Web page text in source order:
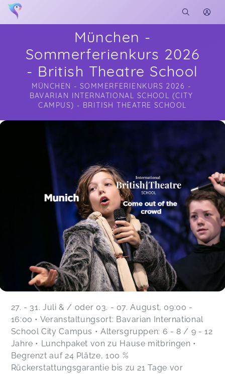
München -
Sommerferienkurs 2026
- British Theatre School
MÜNCHEN - SOMMERFERIENKURS 2026 -
BAVARIAN INTERNATIONAL SCHOOL (CITY
CAMPUS) - BRITISH THEATRE SCHOOL
27. - 31. Juli & / oder 03. - 07. August, 09:00 -
16:00 • Veranstaltungsort: Bavarian International
School City Campus • Altersgruppen: 6 - 8 / 9 - 12
Jahre • Lunchpaket von zu Hause mitbringen •
Begrenzt auf 24 Plätze, 100 %
Rückerstattungsgarantie bis zu 21 Tage vor